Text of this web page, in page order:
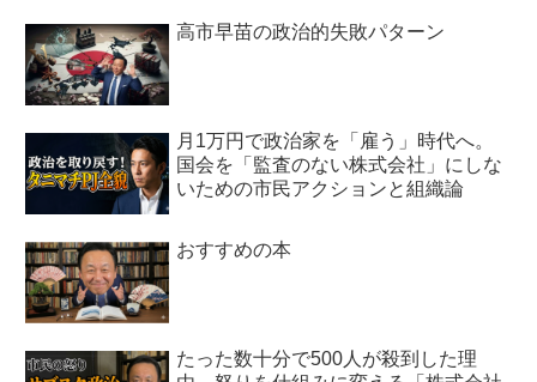
高市早苗の政治的失敗パターン
月1万円で政治家を「雇う」時代へ。
国会を「監査のない株式会社」にしな
いための市民アクションと組織論
おすすめの本
たった数十分で500人が殺到した理